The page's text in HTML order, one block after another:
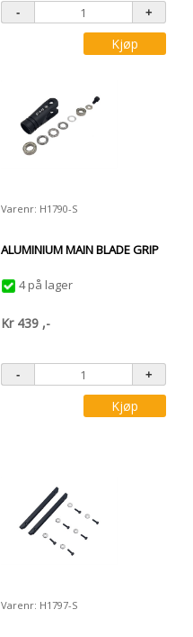
Kjøp
Varenr: H1790-S
ALUMINIUM MAIN BLADE GRIP
4 på lager
Kr 439 ,-
Kjøp
Varenr: H1797-S